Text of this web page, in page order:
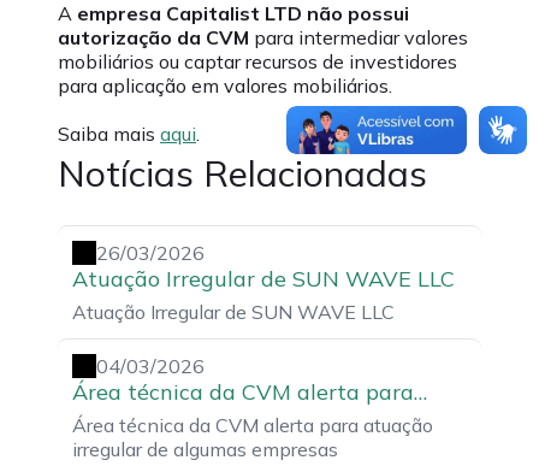
A empresa Capitalist LTD não possui
autorização da CVM para intermediar valores
mobiliários ou captar recursos de investidores
para aplicação em valores mobiliários.
Saiba mais aqui.
Notícias Relacionadas
26/03/2026
Atuação Irregular de SUN WAVE LLC
Atuação Irregular de SUN WAVE LLC
04/03/2026
Área técnica da CVM alerta para
atuação irregular de algumas
empresas
Área técnica da CVM alerta para atuação
irregular de algumas empresas